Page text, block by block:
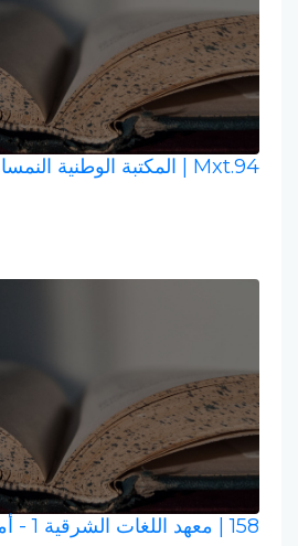
Mxt.94 | المكتبة الوطنية
158 | معهد اللغات الشرقية 1 - أمستردام